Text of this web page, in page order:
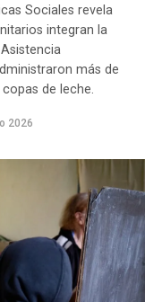
se pudo
al Distrito
(1177), el Sur
y el Norte
los contagios se
comunitaria,
3 % corresponde a
casos importados,
Sociales revela
integran la
más de
de leche.
2026